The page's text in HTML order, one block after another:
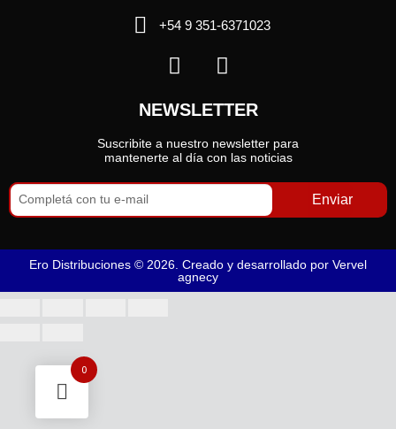
+54 9 351-6371023
NEWSLETTER
Suscribite a nuestro newsletter para
mantenerte al día con las noticias
Enviar
Ero Distribuciones © 2026. Creado y desarrollado por Vervel
agnecy
0